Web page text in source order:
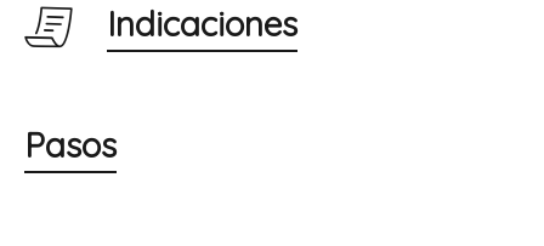
Indicaciones
Pasos